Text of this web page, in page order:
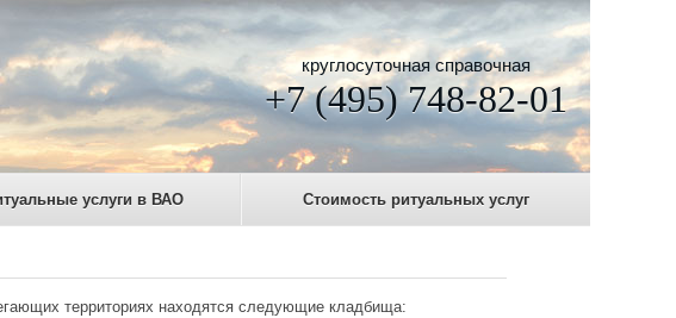
услуги в ВАО Стоимость ритуальных услуг
круглосуточная справочная
+7 (495) 748-82-01
территориях находятся следующие кладбища: